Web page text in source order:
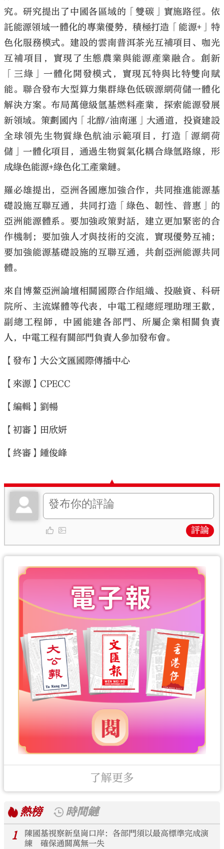
究。研究提出了中國各區域的「雙碳」實施路徑。依
託能源領域一體化的專業優勢，積極打造「能源+」特
色化服務模式。建設的雲南普洱茶光互補項目、咖光
互補項目，實現了生態農業與能源產業融合。創新
「三綠」一體化開發模式，實現瓦特與比特雙向賦
能。聯合發布大型算力集群綠色低碳源網荷儲一體化
解決方案。布局萬億級氫基燃料產業，探索能源發展
新領域。策劃國內「北醇/油南運」大通道，投資建設
全球領先生物質綠色航油示範項目，打造「源網荷
儲」一體化項目，通過生物質氣化耦合綠氫路線，形
成綠色能源+綠色化工產業鏈。
羅必雄提出，亞洲各國應加強合作，共同推進能源基
礎設施互聯互通，共同打造「綠色、韌性、普惠」的
亞洲能源體系。要加強政策對話，建立更加緊密的合
作機制；要加強人才與技術的交流，實現優勢互補；
要加強能源基礎設施的互聯互通，共創亞洲能源共同
體。
來自博鰲亞洲論壇相關國際合作組織、投融資、科研
院所、主流媒體等代表，中電工程總經理助理王歡，
副總工程師，中國能建各部門、所屬企業相關負責
人，中電工程有關部門負責人參加發布會。
【發布】大公文匯國際傳播中心
【來源】CPECC
【編輯】劉暢
【初審】田欣妍
【終審】鍾俊峰
評論
了解更多
熱榜
時間鏈
1
陳國基視察新皇崗口岸：各部門須以最高標準完成演
練 確保通關萬無一失